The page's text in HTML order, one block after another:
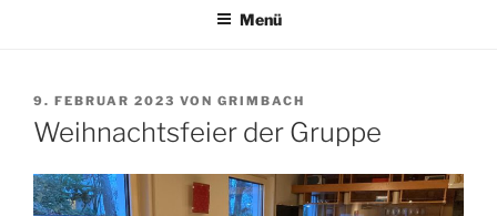
Menü
VERÖFFENTLICHT
AM
9. FEBRUAR 2023 VON GRIMBACH
Weihnachtsfeier der Gruppe